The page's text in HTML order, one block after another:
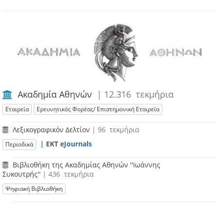
Ακαδημία Αθηνών | 12.316 τεκμήρια
Εταιρεία Ερευνητικός Φορέας/ Επιστημονική Εταιρεία
Λεξικογραφικόν Δελτίον | 96 τεκμήρια
Περιοδικά | ΕΚΤ eJournals
Βιβλιοθήκη της Ακαδημίας Αθηνών ''Ιωάννης
Συκουτρής'' | 436 τεκμήρια
Ψηφιακή Βιβλιοθήκη